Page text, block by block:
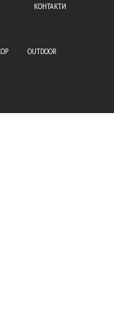
КОНТАКТИ
OUTDOOR